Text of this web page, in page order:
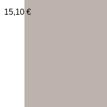
15,10 €